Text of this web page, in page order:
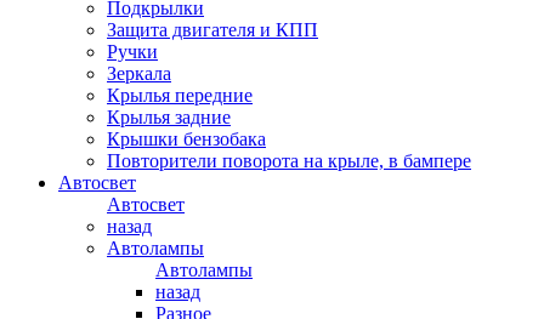
Подкрылки
Защита двигателя и КПП
Ручки
Зеркала
Крылья передние
Крылья задние
Крышки бензобака
Повторители поворота на крыле, в бампере
Автосвет
Автосвет
назад
Автолампы
Автолампы
назад
Разное